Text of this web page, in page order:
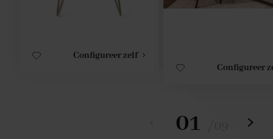
Configureer zelf
Configureer
01